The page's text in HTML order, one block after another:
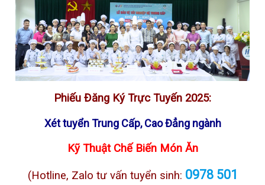
Phiếu Đăng Ký Trực Tuyến 2025:
Xét tuyển Trung Cấp, Cao Đẳng ngành
Kỹ Thuật Chế Biến Món Ăn
(Hotline, Zalo tư vấn tuyển sinh: 0978 501